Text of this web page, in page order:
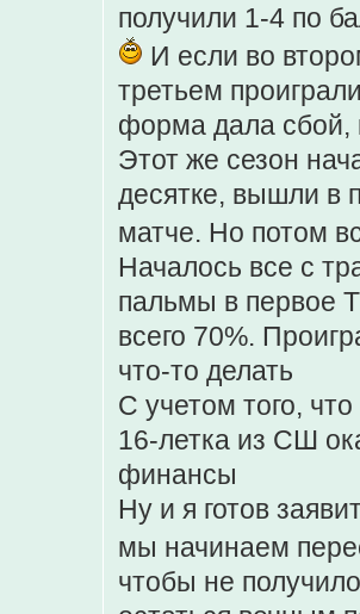
получили 1-4 по
И если во
третьем
форма дала сбой,
Этот же сезон
десятке, вышли в
матче. Но потом
Началось все с
пальмы в первое
всего 70%.
что-то делать
С учетом того,
16-летка из СШ
финансы
Ну и я готов
мы начинаем
чтобы не